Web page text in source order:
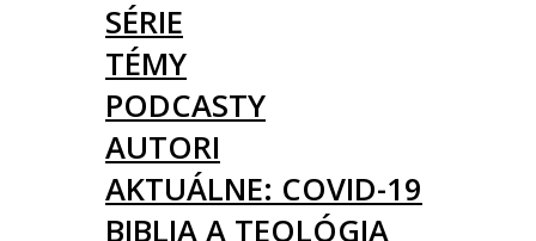
SÉRIE
TÉMY
PODCASTY
AUTORI
AKTUÁLNE: COVID-19
BIBLIA A TEOLÓGIA